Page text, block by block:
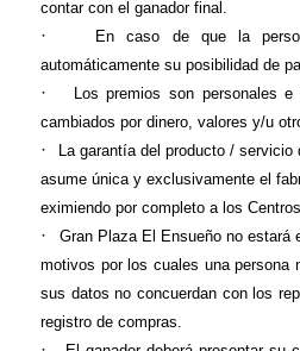
contar con el ganador final.
·
En caso de que la
automáticamente su posibilidad de
·
Los premios son personales
cambiados por dinero, valores y/u
·
La garantía del producto /
asume única y exclusivamente el
eximiendo por completo a los
·
Gran Plaza El Ensueño no estará
motivos por los cuales una persona
sus datos no concuerdan con los
registro de compras.